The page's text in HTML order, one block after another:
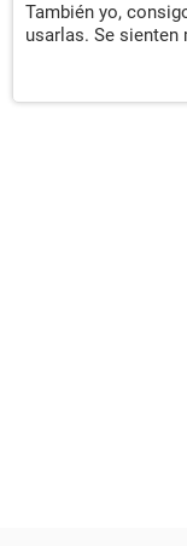
También yo,
usarlas. Se sienten